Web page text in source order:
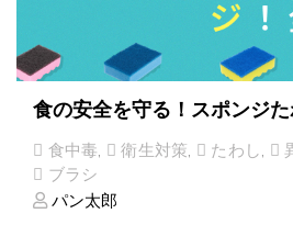
食の安全を守る！スポンジ
食中毒 衛生対策 たわし
ブラシ
パン太郎